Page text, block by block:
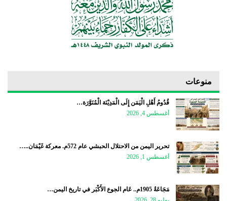
منوعات
قُدُومُ أَهْلِ الْيَمَن إِلَى الْمَدِيْنَة الْمُنَوَّرَة…
أغسطس 4, 2026
تحرير اليمن من الاحتلال الحبشي عام 572م. معركة غَيْمَان..…
أغسطس 1, 2026
مَجَاعَةُ 1905م.. عَام الجوع الأَكْبَر في تاريخ اليمن…